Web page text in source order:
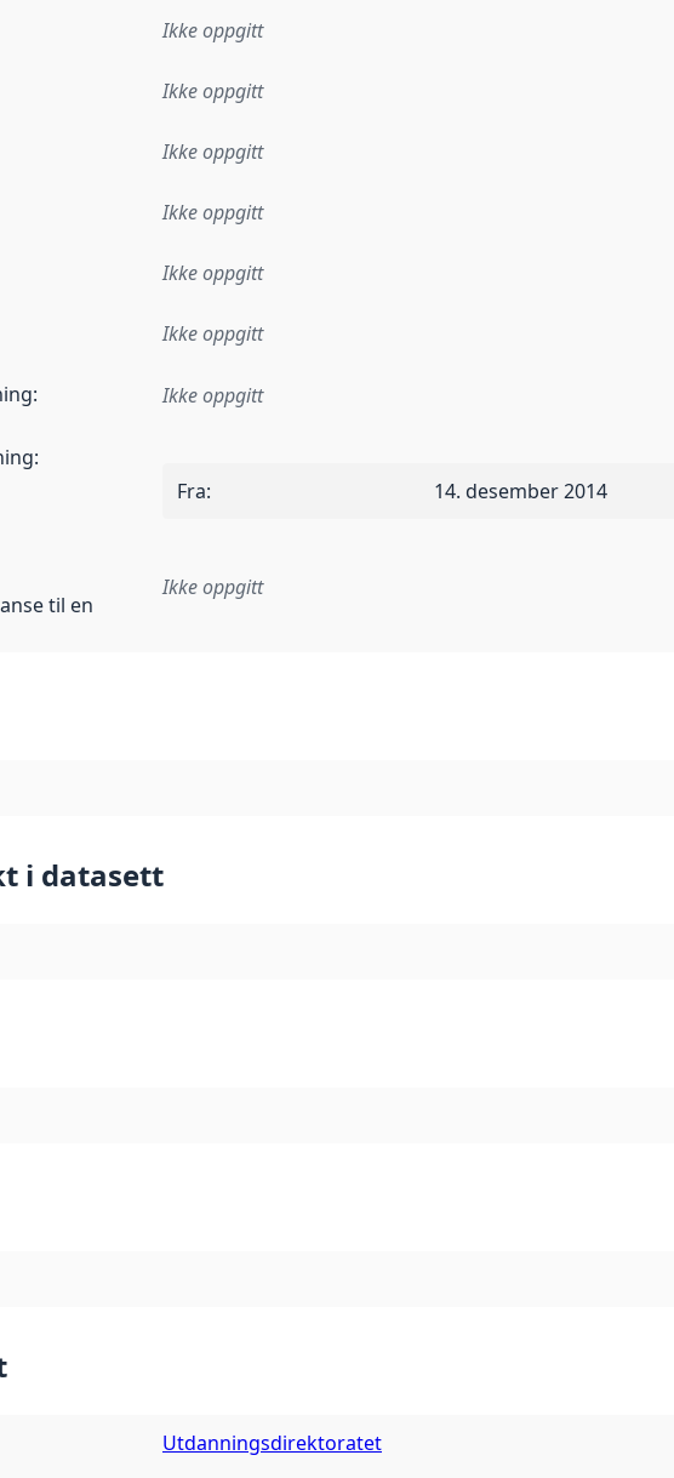
Ikke oppgitt
Ikke oppgitt
Ikke oppgitt
Ikke oppgitt
Ikke oppgitt
Ikke oppgitt
: Ikke oppgitt
:
Fra: 14. desember 2014
til en implementasjonsregel eller annen spesifikasjon, som ligger
Ikke oppgitt
i datasett
Utdanningsdirektoratet